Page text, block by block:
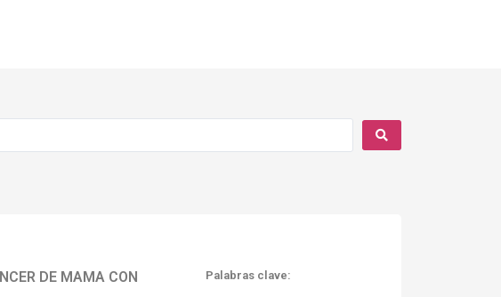
DE MAMA CON
Palabras clave: